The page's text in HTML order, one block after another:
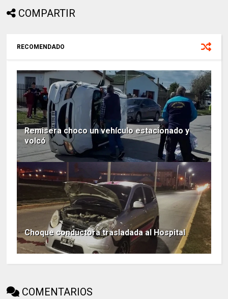
COMPARTIR
RECOMENDADO
Remisera choco un vehículo estacionado y
volcó
Choque conductora trasladada al Hospital
COMENTARIOS